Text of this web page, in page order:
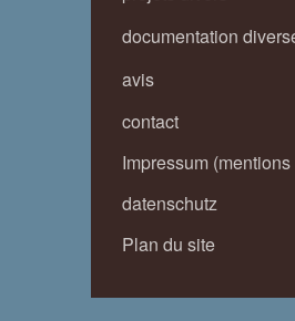
documentation
avis
contact
Impressum
datenschutz
Plan du site